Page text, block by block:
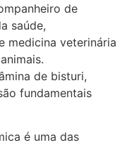
de
saúde,
medicina veterinária
de bisturi,
fundamentais
é uma das